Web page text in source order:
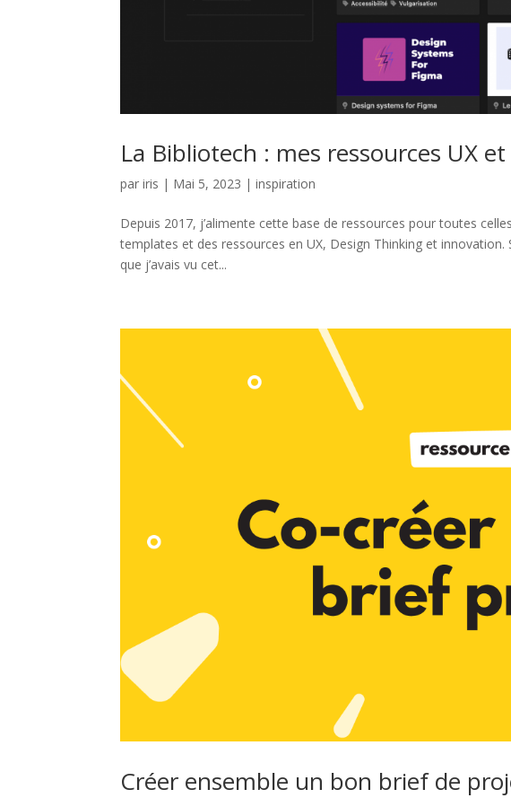
La Bibliotech : mes ressources UX
pariris | Mai 5, 2023 |inspiration
Depuis 2017, j’alimente cette base de ressources pour toutes
templates et des ressources en UX, Design Thinking et
que j’avais vu cet...
Créer ensemble un bon brief de